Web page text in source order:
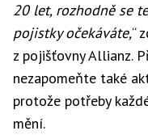
• požádejte o
jít o takzvanou
hodnoty na jinou
• jen ve
pojistné smlouvy.
20 let, rozhodně se
pojistky očekáváte,“
z pojišťovny Allianz.
nezapomeňte také
protože potřeby
mění.